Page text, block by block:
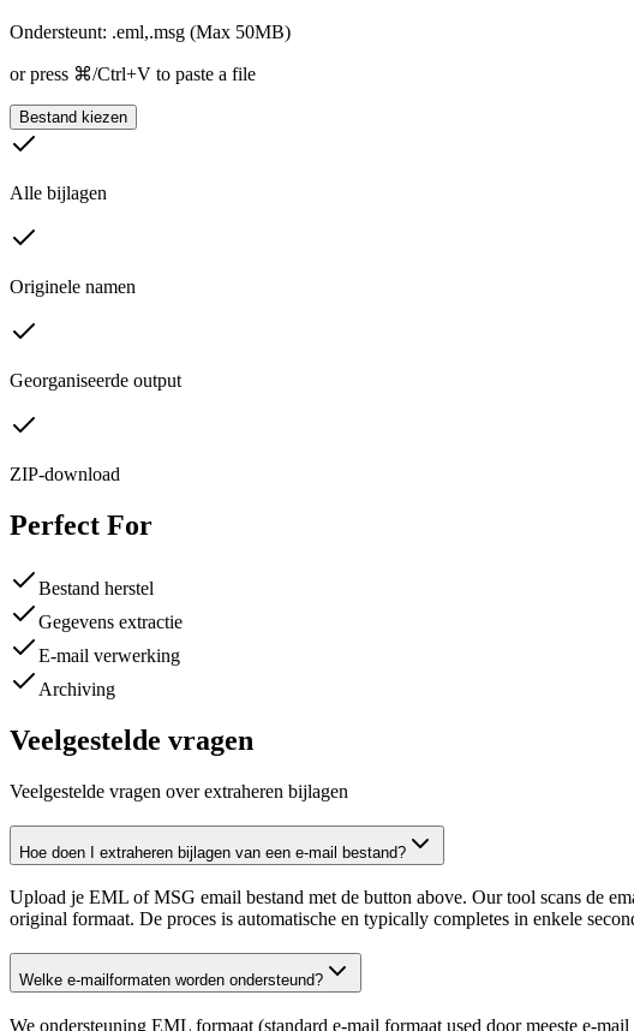
Ondersteunt: .eml,.msg (Max 50MB)
or press ⌘/Ctrl+V to paste a file
Bestand kiezen
Alle bijlagen
Originele namen
Georganiseerde output
ZIP-download
Perfect For
Bestand herstel
Gegevens extractie
E-mail verwerking
Archiving
Veelgestelde vragen
Veelgestelde vragen over extraheren bijlagen
Hoe doen I extraheren bijlagen van een e-mail bestand?
Upload je EML of MSG email bestand met de button above. Our tool scans de
original formaat. De proces is automatische en typically completes in enkele
Welke e-mailformaten worden ondersteund?
We ondersteuning EML formaat (standard e-mail formaat used door meeste e-